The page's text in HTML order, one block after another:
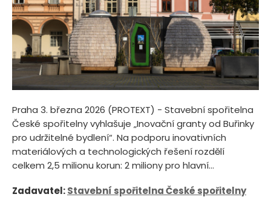
Praha 3. března 2026 (PROTEXT) - Stavební spořitelna
České spořitelny vyhlašuje „Inovační granty od Buřinky
pro udržitelné bydlení“. Na podporu inovativních
materiálových a technologických řešení rozdělí
celkem 2,5 milionu korun: 2 miliony pro hlavní...
Zadavatel:Stavební spořitelna České spořitelny